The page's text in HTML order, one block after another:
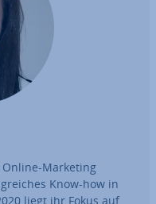
Marketing
Know-how in
liegt ihr Fokus auf